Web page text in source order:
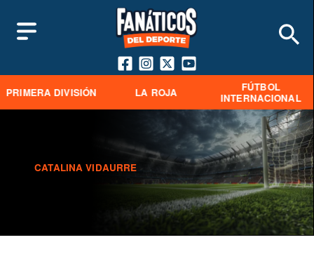
PRIMERA DIVISIÓN LA ROJA
FÚTBOL
INTERNACIONAL
CATALINA VIDAURRE